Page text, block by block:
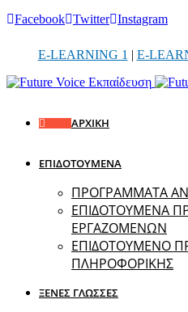
Facebook Twitter Instagram
E-LEARNING 1 | E-
ΑΡΧΙΚΗ
ΕΠΙΔΟΤΟΥΜΕΝΑ
ΠΡΟΓΡΑΜΜΑΤΑ
ΕΠΙΔΟΤΟΥΜΕΝΑ
ΕΡΓΑΖΟΜΕΝΩΝ
ΕΠΙΔΟΤΟΥΜΕΝΟ
ΠΛΗΡΟΦΟΡΙΚΗΣ
ΞΕΝΕΣ ΓΛΩΣΣΕΣ